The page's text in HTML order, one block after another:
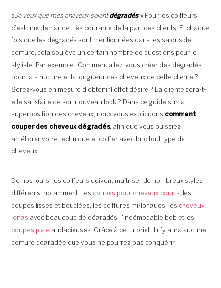
«Je veux que mes cheveux soient dégradés. » Pour les coiffeurs,
c’est une demande très courante de la part des clients. Et chaque
fois que les dégradés sont mentionnées dans les salons de
coiffure, cela soulève un certain nombre de questions pour le
styliste. Par exemple : Comment allez-vous créer des dégradés
pour la structure et la longueur des cheveux de cette cliente ?
Serez-vous en mesure d’obtenir l’effet désiré ? La cliente sera-t-
elle satisfaite de son nouveau look ? Dans ce guide sur la
superposition des cheveux, nous vous expliquons comment
couper des cheveux dégradés, afin que vous puissiez
améliorer votre technique et coiffer avec brio tout type de
cheveux.
De nos jours, les coiffeurs doivent maîtriser de nombreux styles
différents, notamment : les coupes pour cheveux courts, les
coupes lisses et bouclées, les coiffures mi-longues, les cheveux
longs avec beaucoup de dégradés, l’indémodable bob et les
coupes pixie audacieuses. Grâce à ce tutoriel, il n’y aura aucune
coiffure dégradée que vous ne pourrez pas conquérir !